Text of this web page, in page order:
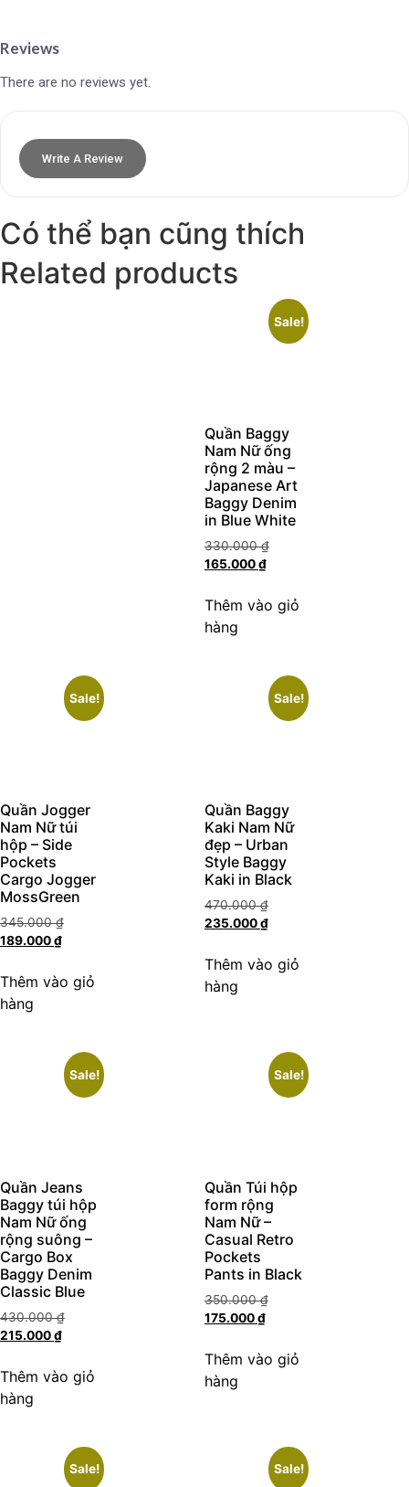
Reviews
There are no reviews yet.
Write A Review
Có thể bạn cũng thích
Related products
Sale!
Quần Baggy
Nam Nữ ống
rộng 2 màu –
Japanese Art
Baggy Denim
in Blue White
330.000₫
165.000₫
Thêm vào giỏ
hàng
Sale!
Quần Jogger
Nam Nữ túi
hộp – Side
Pockets
Cargo Jogger
MossGreen
345.000₫
189.000₫
Thêm vào giỏ
hàng
Sale!
Quần Baggy
Kaki Nam Nữ
đẹp – Urban
Style Baggy
Kaki in Black
470.000₫
235.000₫
Thêm vào giỏ
hàng
Sale!
Quần Jeans
Baggy túi hộp
Nam Nữ ống
rộng suông –
Cargo Box
Baggy Denim
Classic Blue
430.000₫
215.000₫
Thêm vào giỏ
hàng
Sale!
Quần Túi hộp
form rộng
Nam Nữ –
Casual Retro
Pockets
Pants in Black
350.000₫
175.000₫
Thêm vào giỏ
hàng
Sale! Sale!